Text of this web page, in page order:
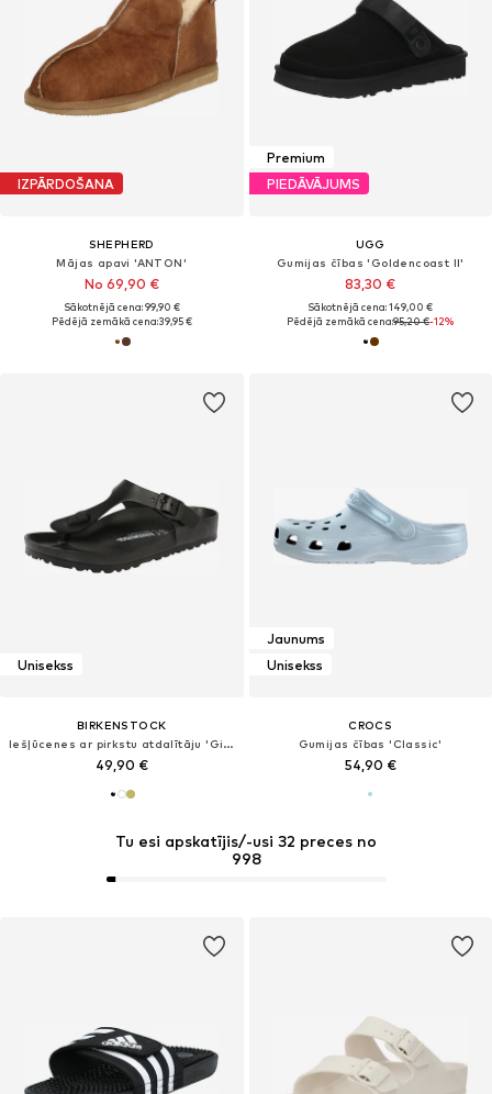
IZPĀRDOŠANA
SHEPHERD
Mājas apavi 'ANTON'
No 69,90 €
Sākotnējā cena: 99,90 €
Pēdējā zemākā cena:39,95 €
Premium
PIEDĀVĀJUMS
UGG
Gumijas čības 'Goldencoast II'
83,30 €
Sākotnējā cena: 149,00 €
Pēdējā zemākā cena:95,20 €-12%
Unisekss
BIRKENSTOCK
Iešļūcenes ar pirkstu atdalītāju 'Gizeh'
49,90 €
Jaunums
Unisekss
CROCS
Gumijas čības 'Classic'
54,90 €
Tu esi apskatījis/-usi 32 preces no
998